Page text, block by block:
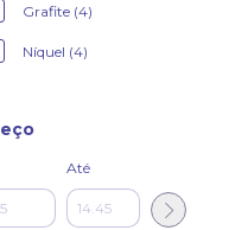
Grafite (4)
Níquel (4)
Até